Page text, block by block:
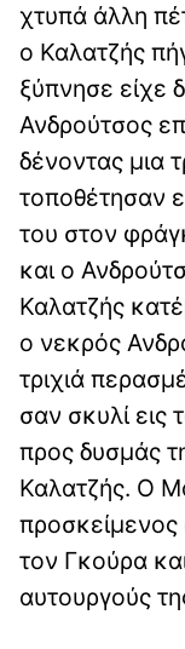
χτυπά άλλη
ο Καλατζής
ξύπνησε είχε
Ανδρούτσος
δένοντας μια
τοποθέτησαν
του στον
και ο
Καλατζής
ο νεκρός
τριχιά
σαν σκυλί εις
προς δυσμάς
Καλατζής. Ο
προσκείμενος
τον Γκούρα
αυτουργούς